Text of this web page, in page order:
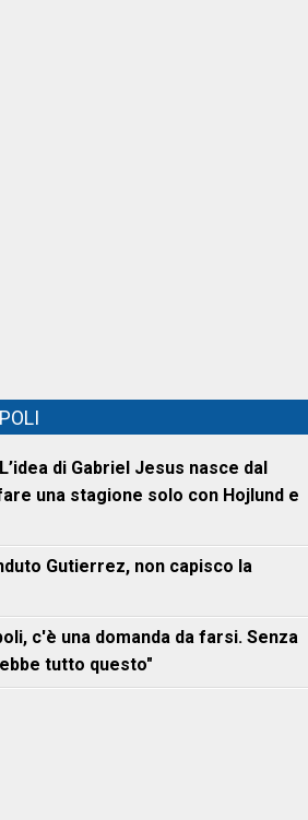
di Gabriel Jesus nasce dal
una stagione solo con Hojlund e
Gutierrez, non capisco la
c'è una domanda da farsi. Senza
tutto questo"